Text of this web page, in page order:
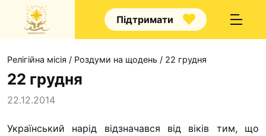
Підтримати
Релігійна місія / Роздуми на щодень / 22 грудня
22 грудня
22.12.2014
Український нарід відзначався від віків тим, що